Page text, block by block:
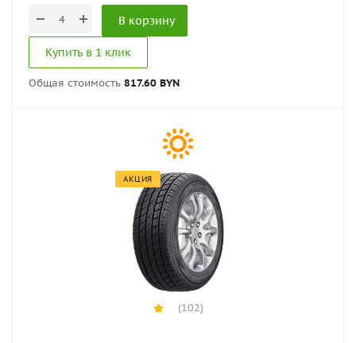
В корзину
Купить в 1 клик
Общая стоимость 817.60 BYN
АКЦИЯ
(102)